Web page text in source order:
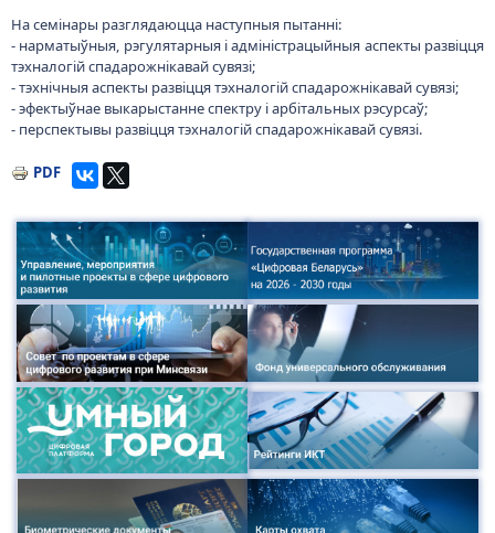
На семінары разглядаюцца наступныя пытанні:
- нарматыўныя, рэгулятарныя і адміністрацыйныя аспекты развіцця
тэхналогій спадарожнікавай сувязі;
- тэхнічныя аспекты развіцця тэхналогій спадарожнікавай сувязі;
- эфектыўнае выкарыстанне спектру і арбітальных рэсурсаў;
- перспектывы развіцця тэхналогій спадарожнікавай сувязі.
PDF